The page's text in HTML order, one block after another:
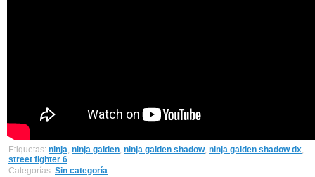
Etiquetas: ninja, ninja gaiden, ninja gaiden shadow, ninja gaiden shadow dx,
street fighter 6
Categorías: Sin categoría